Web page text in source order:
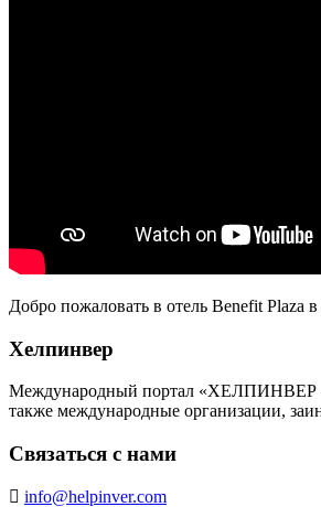
Добро пожаловать в отель Benefit
Хелпинвер
Международный портал «ХЕЛПИНВЕР -
также международные организации,
Связаться с нами
info@helpinver.com